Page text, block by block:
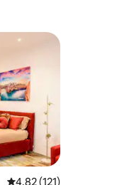
レビュー121件、5つ
4.82 (121)